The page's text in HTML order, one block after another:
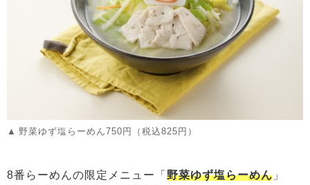
野菜ゆず塩らーめん750円（税込825円）
8番らーめんの限定メニュー「 野菜ゆず塩らーめん 」